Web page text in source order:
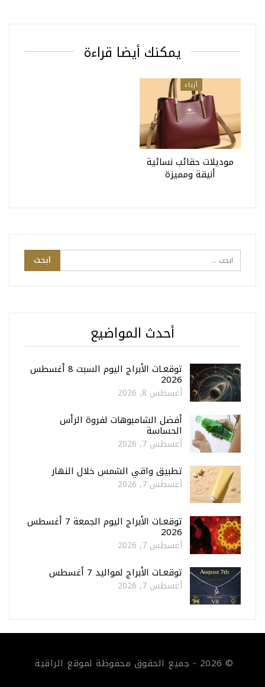
يمكنك أيضا قراءة
أزياء
موديلات حقائب نسائية
أنيقة ومميزة
أحدث المواضيع
توقعـات الأبراج اليوم السبت 8 أغسطس
2026
أغسطس 8, 2026
أفضل الشامبوهات لفروة الرأس
الحساسة
أغسطس 7, 2026
تطبيق واقي الشمس خلال النهار
أغسطس 7, 2026
توقعـات الأبراج اليوم الجمعة 7 أغسطس
2026
أغسطس 7, 2026
توقعـات الأبراج لمواليد 7 أغسطس
أغسطس 7, 2026
© 2026 - جميع الحقوق محفوظة لموقع الراقية